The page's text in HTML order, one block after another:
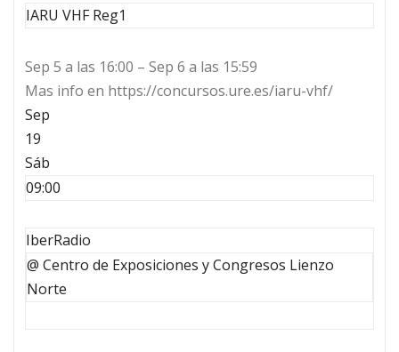
IARU VHF Reg1
Sep 5 a las 16:00 – Sep 6 a las 15:59
Mas info en https://concursos.ure.es/iaru-vhf/
Sep
19
Sáb
09:00
IberRadio
@ Centro de Exposiciones y Congresos Lienzo
Norte